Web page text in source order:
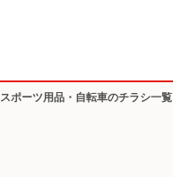
スポーツ用品・自転車のチラシ一覧